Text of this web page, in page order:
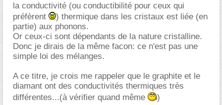
la conductivité (ou conductibilité pour ceux qui
préfèrent
) thermique dans les cristaux est liée (en
partie) aux phonons.
Or ceux-ci sont dépendants de la nature cristalline.
Donc je dirais de la même facon: ce n'est pas une
simple loi des mélanges.
A ce titre, je crois me rappeler que le graphite et le
diamant ont des conductivités thermiques très
différentes...(à vérifier quand même
)